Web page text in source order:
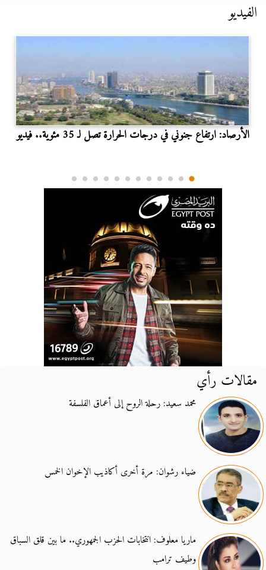
الفيديو
الأرصاد: ارتفاع جنوني في درجات الحرارة تصل لـ 35 مئوية.. فيديو
مقالات رأي
محمد سعيد: رحلة الروح إلى أعماق الفلسفة
ضياء رشوان: مرة أخرى أكاذيب الإخوان الخمس
ماريا معلوف: انتخابات الحزب الجمهوري.. ما بين قلق السباق
وطيف ترامب